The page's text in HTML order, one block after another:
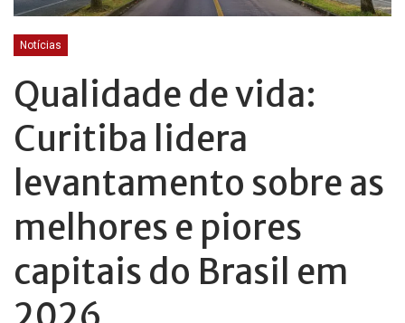
Notícias
Qualidade de vida:
Curitiba lidera
levantamento sobre as
melhores e piores
capitais do Brasil em